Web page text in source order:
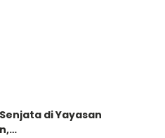
di Yayasan